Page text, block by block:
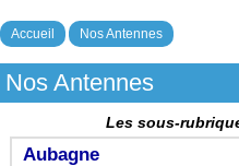
Accueil Nos Antennes
Nos Antennes
Les sous-
Aubagne